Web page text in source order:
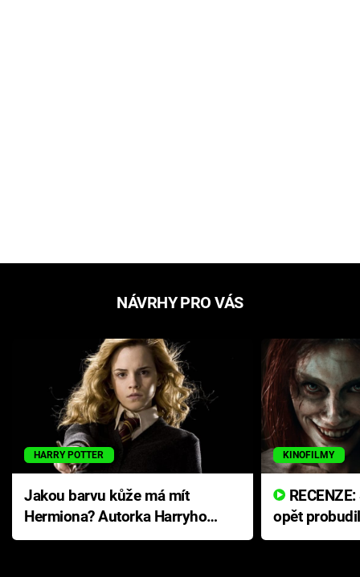
NÁVRHY PRO VÁS
HARRY POTTER
Jakou barvu kůže má mít
Hermiona? Autorka Harryho
Pottera přišla s ráznou
KINOFILMY
opět
přichází s